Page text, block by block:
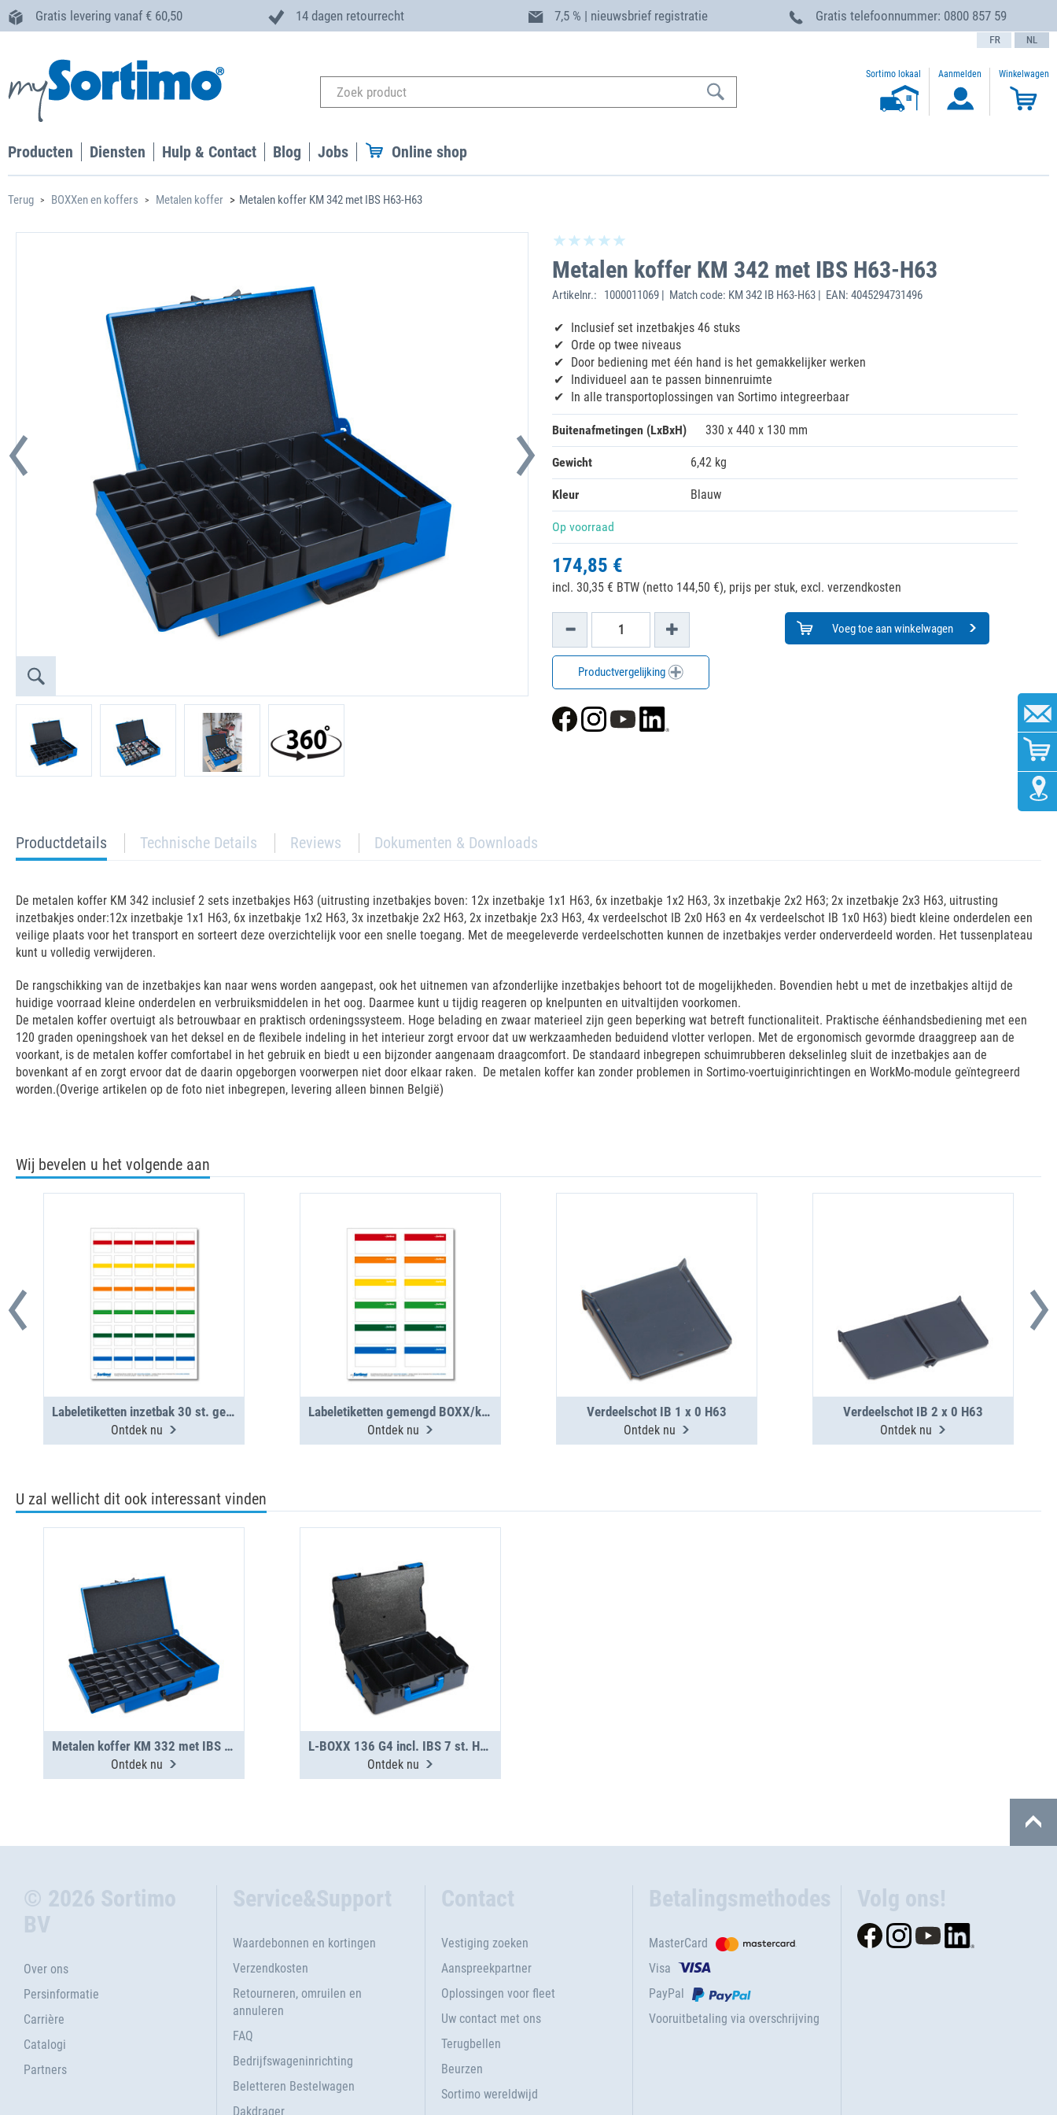
Gratis levering vanaf € 60,50 14 dagen retourrecht 7,5 % | nieuwsbrief registratie Gratis telefoonnummer: 0800 857 59
text.language
Sortimo lokaal Aanmelden Winkelwagen
Producten Diensten Hulp & Contact Blog Jobs Online shop
Terug BOXXen en koffers Metalen koffer Metalen koffer KM 342 met IBS H63-H63
Metalen koffer KM 342 met IBS H63-H63
Artikelnr.: 1000011069 | Match code: KM 342 IB H63-H63 | EAN: 4045294731496
Inclusief set inzetbakjes 46 stuks
Orde op twee niveaus
Door bediening met één hand is het gemakkelijker werken
Individueel aan te passen binnenruimte
In alle transportoplossingen van Sortimo integreerbaar
Buitenafmetingen (LxBxH) 330 x 440 x 130 mm
Gewicht 6,42 kg
Kleur Blauw
Op voorraad
174,85 €
incl. 30,35 € BTW (netto 144,50 €), prijs per stuk, excl. verzendkosten
Voeg toe aan winkelwagen
Productvergelijking
current
tab:
Productdetails Technische Details Reviews Dokumenten & Downloads
De metalen koffer KM 342 inclusief 2 sets inzetbakjes H63 (uitrusting inzetbakjes boven: 12x inzetbakje 1x1 H63, 6x inzetbakje 1x2 H63, 3x inzetbakje 2x2 H63; 2x inzetbakje 2x3 H63, uitrusting
inzetbakjes onder:12x inzetbakje 1x1 H63, 6x inzetbakje 1x2 H63, 3x inzetbakje 2x2 H63, 2x inzetbakje 2x3 H63, 4x verdeelschot IB 2x0 H63 en 4x verdeelschot IB 1x0 H63) biedt kleine onderdelen een
veilige plaats voor het transport en sorteert deze overzichtelijk voor een snelle toegang. Met de meegeleverde verdeelschotten kunnen de inzetbakjes verder onderverdeeld worden. Het tussenplateau
kunt u volledig verwijderen.
De rangschikking van de inzetbakjes kan naar wens worden aangepast, ook het uitnemen van afzonderlijke inzetbakjes behoort tot de mogelijkheden. Bovendien hebt u met de inzetbakjes altijd de
huidige voorraad kleine onderdelen en verbruiksmiddelen in het oog. Daarmee kunt u tijdig reageren op knelpunten en uitvaltijden voorkomen.
De metalen koffer overtuigt als betrouwbaar en praktisch ordeningssysteem. Hoge belading en zwaar materieel zijn geen beperking wat betreft functionaliteit. Praktische éénhandsbediening met een
120 graden openingshoek van het deksel en de flexibele indeling in het interieur zorgt ervoor dat uw werkzaamheden beduidend vlotter verlopen. Met de ergonomisch gevormde draaggreep aan de
voorkant, is de metalen koffer comfortabel in het gebruik en biedt u een bijzonder aangenaam draagcomfort. De standaard inbegrepen schuimrubberen dekselinleg sluit de inzetbakjes aan de
bovenkant af en zorgt ervoor dat de daarin opgeborgen voorwerpen niet door elkaar raken. De metalen koffer kan zonder problemen in Sortimo-voertuiginrichtingen en WorkMo-module geïntegreerd
worden.(Overige artikelen op de foto niet inbegrepen, levering alleen binnen België)
Wij bevelen u het volgende aan
Labeletiketten inzetbak 30 st. gemengd (1 vel)
Ontdek nu
Labeletiketten gemengd BOXX/koffer/clip 12 st. (1 vel)
Ontdek nu
Verdeelschot IB 1 x 0 H63
Ontdek nu
Verdeelschot IB 2 x 0 H63
Ontdek nu
U zal wellicht dit ook interessant vinden
Metalen koffer KM 332 met IBS H31-H63
Ontdek nu
L-BOXX 136 G4 incl. IBS 7 st. H95 S
Ontdek nu
© 2026 Sortimo
BV
Over ons
Persinformatie
Carrière
Catalogi
Partners
Service&Support
Waardebonnen en kortingen
Verzendkosten
Retourneren, omruilen en
annuleren
FAQ
Bedrijfswageninrichting
Beletteren Bestelwagen
Dakdrager
Contact
Vestiging zoeken
Aanspreekpartner
Oplossingen voor fleet
Uw contact met ons
Terugbellen
Beurzen
Sortimo wereldwijd
Betalingsmethodes
MasterCard
Visa
PayPal
Vooruitbetaling via overschrijving
Volg ons!